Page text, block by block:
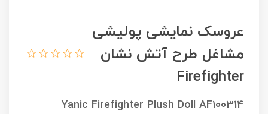
عروسک نمایشی پولیشی
مشاغل طرح آتش نشان
Firefighter
Yanic Firefighter Plush Doll AF100314